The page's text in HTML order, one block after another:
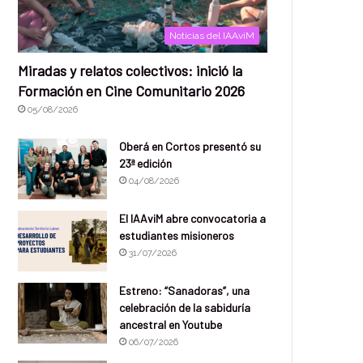
Noticias del IAAviM
Miradas y relatos colectivos: inició la
Formación en Cine Comunitario 2026
05/08/2026
Oberá en Cortos presentó su
23ª edición
04/08/2026
El IAAviM abre convocatoria a
estudiantes misioneros
31/07/2026
Estreno: “Sanadoras”, una
celebración de la sabiduría
ancestral en Youtube
06/07/2026